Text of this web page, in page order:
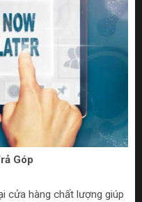
Góp
cửa hàng chất lượng giúp